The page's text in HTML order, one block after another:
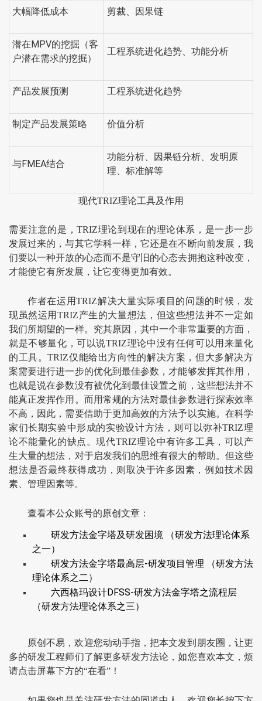
大幅降低成本 剪裁、因果链
潜在MPV的挖掘（客
户潜在需求的挖掘）
工程系统进化趋势、功能分析
产品发展预测 工程系统进化趋势
制定产品发展策略 价值分析
与FMEA结合
功能分析、因果链分析、发明原
理、标准解等
现代TRIZ理论工具及作用
需要注意的是，TRIZ理论到现在的理论体系，是一步一步
发展过来的，与其它学科一样，它还是在不断向前发展，我
们要以一种开放的心态而不是守旧的心态去拥抱这种改变，
才能使它有所发展，让它变得更加有效。
作者在运用TRIZ解决大量实际项目的问题的时候，发
现虽然运用TRIZ产生的大量想法，但这些想法并不一定如
我们所期望的一样。究其原因，其中一个非常重要的方面，
就是不够量化，可以说TRIZ理论中没有任何可以用来量化
的工具。TRIZ仅能给出方向性的解决方案，但大多解决方
案需要进行进一步的优化到最佳参数，才能够发挥其作用，
也就是说在参数没有被优化到最佳设置之前，这些想法并不
能真正发挥作用。而用常规的方法对最佳参数进行探索效率
不高，因此，需要借助于更加高效的方法予以实施。在科学
家们长期实验中形成的实验设计方法，则可以弥补TRIZ理
论不能量化的缺点。现代TRIZ理论中有许多工具，可以产
生大量的想法，对于启发我们的思维有很大的帮助。但这些
想法是否最终获得成功，则取决于许多因素，例如技术因
素、管理因素等。
查看本公众账号的原创文章：
研发方法金字塔及研发困境 （研发方法理论体系
之一）
研发方法金字塔最高层-研发项目管理 （研发方法
理论体系之二）
六西格玛设计DFSS-研发方法金字塔之流程层
（研发方法理论体系之三）
原创不易，欢迎您动动手指，把本文发到朋友圈，让更
多的研发工程师们了解更多研发方法论，如您喜欢本文，烦
请点击屏幕下方的“在看”！